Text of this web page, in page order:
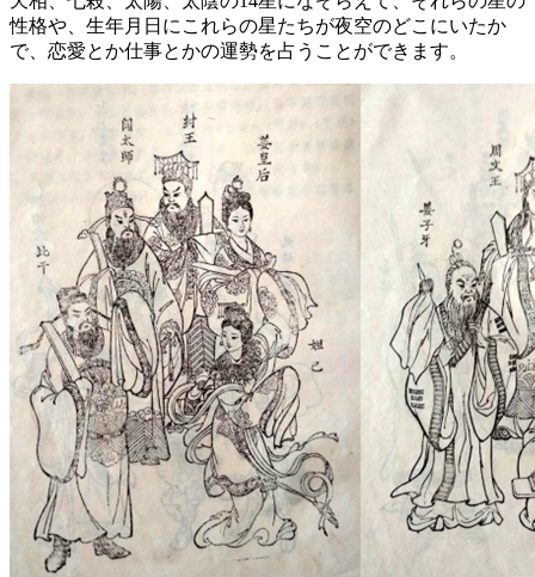
性格や、生年月日にこれらの星たちが夜空のどこにいたか
で、恋愛とか仕事とかの運勢を占うことができます。